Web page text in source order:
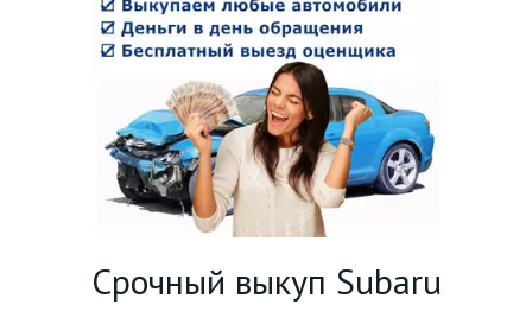
Срочный выкуп Subaru